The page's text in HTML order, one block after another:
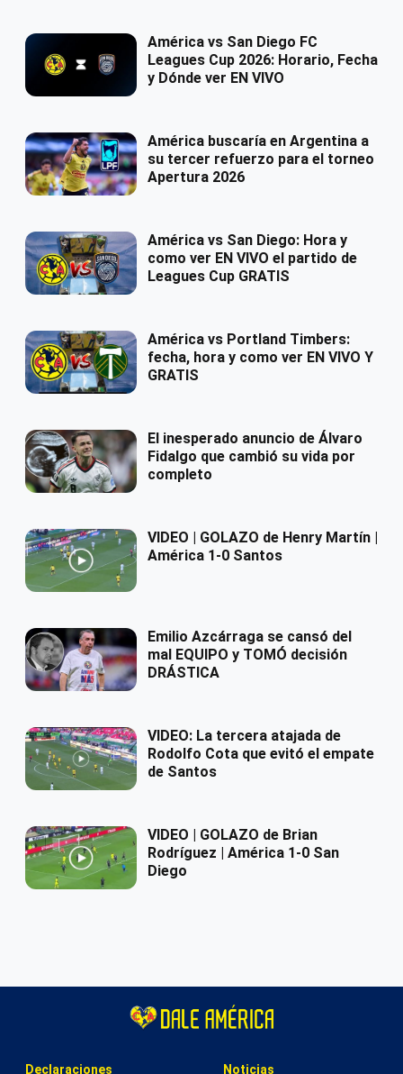
América vs San Diego FC
Leagues Cup 2026: Horario, Fecha
y Dónde ver EN VIVO
América buscaría en Argentina a
su tercer refuerzo para el torneo
Apertura 2026
América vs San Diego: Hora y
como ver EN VIVO el partido de
Leagues Cup GRATIS
América vs Portland Timbers:
fecha, hora y como ver EN VIVO Y
GRATIS
El inesperado anuncio de Álvaro
Fidalgo que cambió su vida por
completo
VIDEO | GOLAZO de Henry Martín |
América 1-0 Santos
Emilio Azcárraga se cansó del
mal EQUIPO y TOMÓ decisión
DRÁSTICA
VIDEO: La tercera atajada de
Rodolfo Cota que evitó el empate
de Santos
VIDEO | GOLAZO de Brian
Rodríguez | América 1-0 San
Diego
Declaraciones Noticias